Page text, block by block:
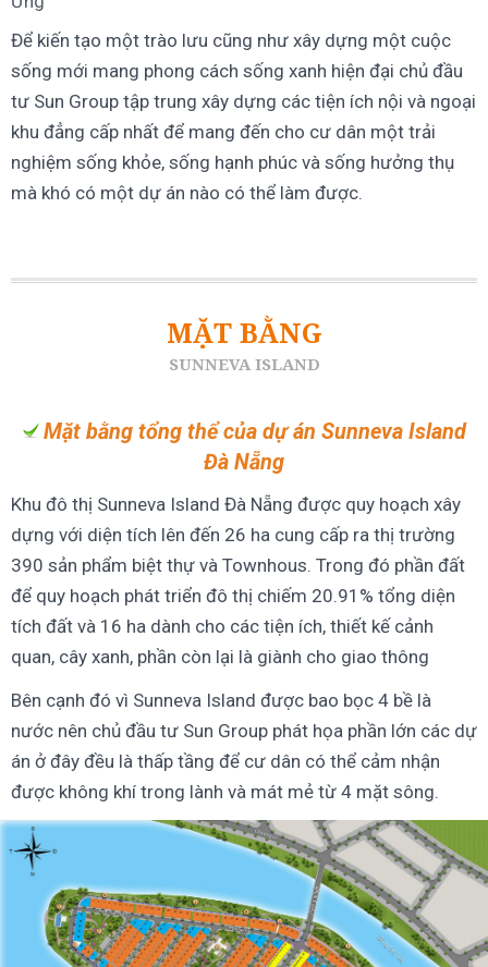
Để kiến tạo một trào lưu cũng như xây dựng một cuộc
sống mới mang phong cách sống xanh hiện đại chủ đầu
tư Sun Group tập trung xây dựng các tiện ích nội và ngoại
khu đẳng cấp nhất để mang đến cho cư dân một trải
nghiệm sống khỏe, sống hạnh phúc và sống hưởng thụ
mà khó có một dự án nào có thể làm được.
MẶT BẰNG
SUNNEVA ISLAND
Mặt bằng tổng thể của dự án Sunneva Island
Đà Nẵng
Khu đô thị Sunneva Island Đà Nẵng được quy hoạch xây
dựng với diện tích lên đến 26 ha cung cấp ra thị trường
390 sản phẩm biệt thự và Townhous. Trong đó phần đất
để quy hoạch phát triển đô thị chiếm 20.91% tổng diện
tích đất và 16 ha dành cho các tiện ích, thiết kế cảnh
quan, cây xanh, phần còn lại là giành cho giao thông
Bên cạnh đó vì Sunneva Island được bao bọc 4 bề là
nước nên chủ đầu tư Sun Group phát họa phần lớn các dự
án ở đây đều là thấp tầng để cư dân có thể cảm nhận
được không khí trong lành và mát mẻ từ 4 mặt sông.